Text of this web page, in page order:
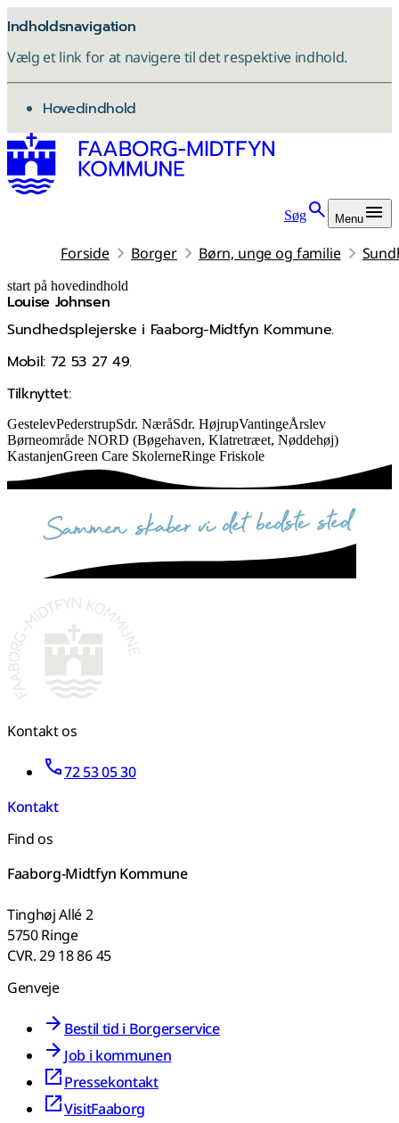
Indholdsnavigation
Vælg et link for at navigere til det respektive indhold.
gå til
Hovedindhold
Søg Menu
Forside Borger Børn, unge og familie
start på hovedindhold
Louise Johnsen
Sundhedsplejerske i Faaborg-Midtfyn Kommune.
Mobil: 72 53 27 49.
Tilknyttet:
senest opdateret 4. februar 2026
GestelevPederstrupSdr. NæråSdr. HøjrupVantingeÅrslev
Børneområde NORD (Bøgehaven, Klatretræet, Nøddehøj)
KastanjenGreen Care SkolerneRinge Friskole
sammen skaber vi det bedste sted
Kontakt os
72 53 05 30
Kontakt
Find os
Faaborg-Midtfyn Kommune
Tinghøj Allé 2
5750 Ringe
CVR. 29 18 86 45
Genveje
Bestil tid i Borgerservice
Job i kommunen
Pressekontakt
VisitFaaborg